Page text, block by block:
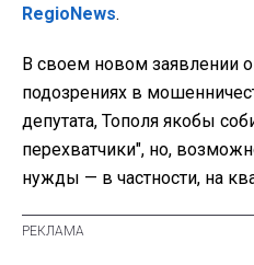
RegioNews.
В своем новом заявлении
подозрениях в
депутата, Тополя якобы
перехватчики", но,
нужды — в частности, на